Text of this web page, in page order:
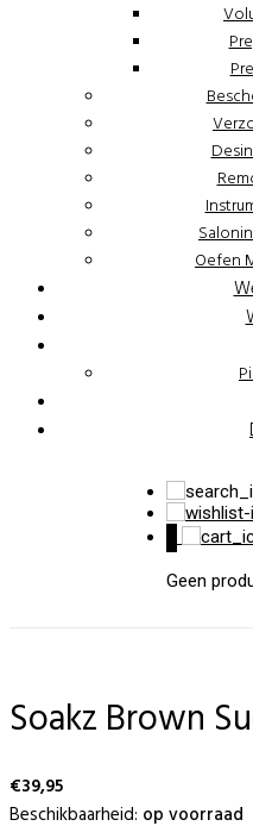
Oefen
Geen
Soakz Brown
€39,95
Beschikbaarheid: op voorraad